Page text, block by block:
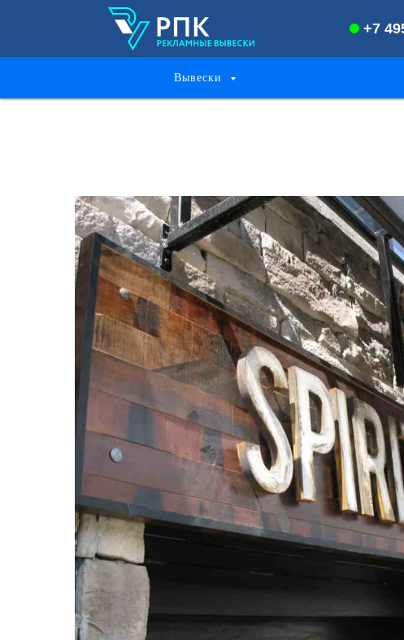
+7
Вывески